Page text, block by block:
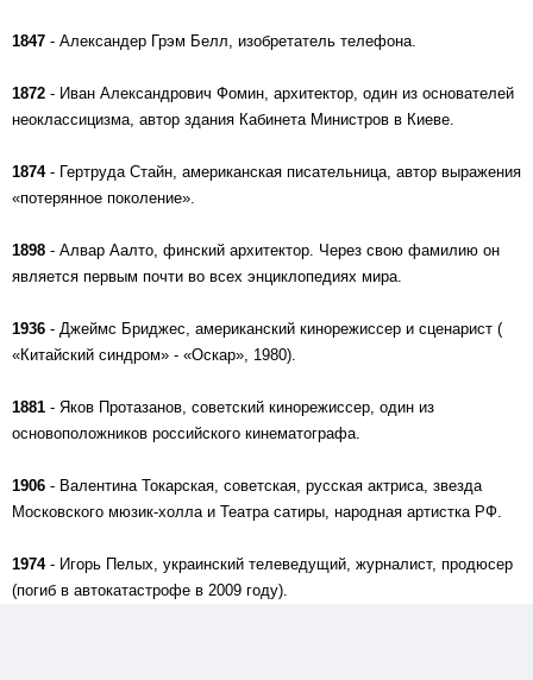
1847 - Александер Грэм Белл, изобретатель телефона.
1872 - Иван Александрович Фомин, архитектор, один из основателей
неоклассицизма, автор здания Кабинета Министров в Киеве.
1874- Гертруда Стайн, американская писательница, автор выражения
«потерянное поколение».
1898 - Алвар Аалто, финский архитектор. Через свою фамилию он
является первым почти во всех энциклопедиях мира.
1936 - Джеймс Бриджес, американский кинорежиссер и сценарист (
«Китайский синдром» - «Оскар», 1980).
1881 - Яков Протазанов, советский кинорежиссер, один из
основоположников российского кинематографа.
1906 - Валентина Токарская, советская, русская актриса, звезда
Московского мюзик-холла и Театра сатиры, народная артистка РФ.
1974- Игорь Пелых, украинский телеведущий, журналист, продюсер
(погиб в автокатастрофе в 2009 году).